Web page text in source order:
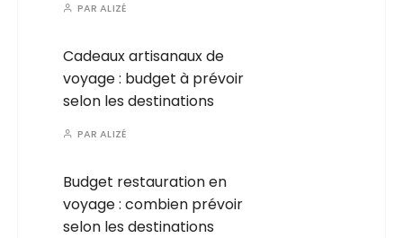
PARALIZÉ
Cadeaux artisanaux de
voyage : budget à prévoir
selon les destinations
PARALIZÉ
Budget restauration en
voyage : combien prévoir
selon les destinations